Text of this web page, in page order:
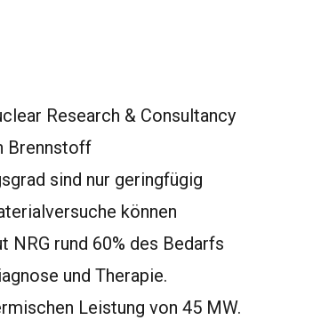
Research & Consultancy
Brennstoff
sind nur geringfügig
können
rund 60% des Bedarfs
und Therapie.
Leistung von 45 MW.